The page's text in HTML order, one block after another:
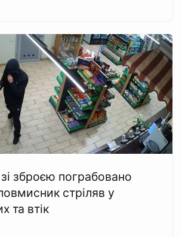
зброєю пограбовано
стріляв у
та втік